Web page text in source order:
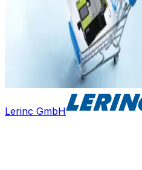
Lerinc GmbH